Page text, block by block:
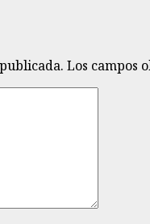
Los campos